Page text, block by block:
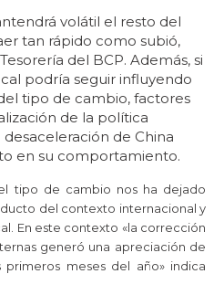
volátil el resto del
tan rápido como subió,
del BCP. Además, si
podría seguir influyendo
tipo de cambio, factores
de la política
de China
en su comportamiento.
tipo de cambio nos ha dejado
del contexto internacional y
En este contexto «la corrección
generó una apreciación de
meses del año» indica